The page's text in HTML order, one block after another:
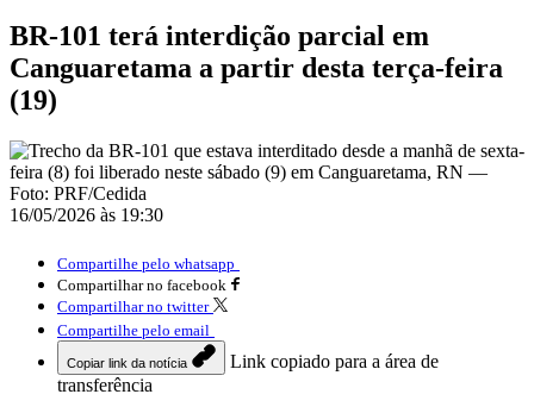
BR-101 terá interdição parcial em
Canguaretama a partir desta terça-feira
(19)
16/05/2026 às 19:30
Compartilhe pelo whatsapp
Compartilhar no facebook
Compartilhar no twitter
Compartilhe pelo email
Copiar link da notícia
Link copiado para a área de
transferência